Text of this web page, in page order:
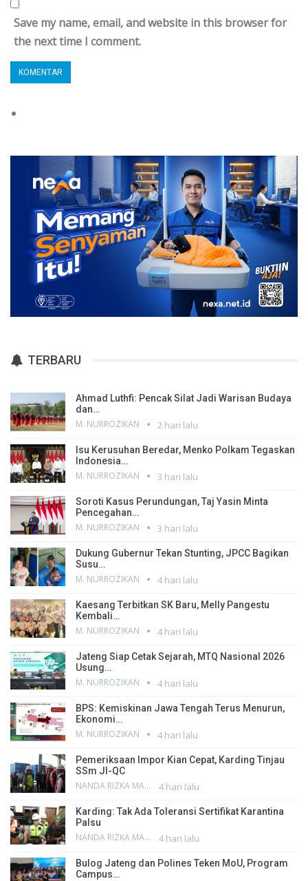
Save my name, email, and website in this browser for
the next time I comment.
TERBARU
Ahmad Luthfi: Pencak Silat Jadi Warisan Budaya
dan…
M. NURROZIKAN 2 hari lalu
Isu Kerusuhan Beredar, Menko Polkam Tegaskan
Indonesia…
M. NURROZIKAN 3 hari lalu
Soroti Kasus Perundungan, Taj Yasin Minta
Pencegahan…
M. NURROZIKAN 3 hari lalu
Dukung Gubernur Tekan Stunting, JPCC Bagikan
Susu…
M. NURROZIKAN 4 hari lalu
Kaesang Terbitkan SK Baru, Melly Pangestu
Kembali…
M. NURROZIKAN 4 hari lalu
Jateng Siap Cetak Sejarah, MTQ Nasional 2026
Usung…
M. NURROZIKAN 4 hari lalu
BPS: Kemiskinan Jawa Tengah Terus Menurun,
Ekonomi…
M. NURROZIKAN 4 hari lalu
Pemeriksaan Impor Kian Cepat, Karding Tinjau
SSm JI-QC
NANDA RIZKA MAHENDRA 4 hari lalu
Karding: Tak Ada Toleransi Sertifikat Karantina
Palsu
NANDA RIZKA MAHENDRA 4 hari lalu
Bulog Jateng dan Polines Teken MoU, Program
Campus…